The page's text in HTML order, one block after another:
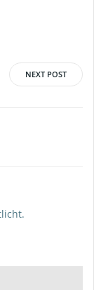
NEXT POST